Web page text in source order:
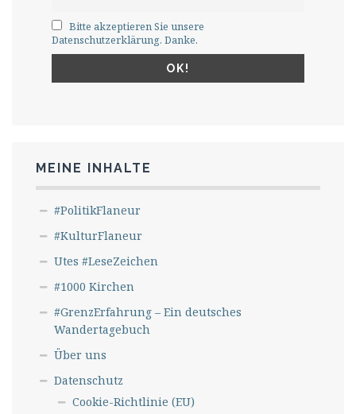
Bitte akzeptieren Sie unsere
Datenschutzerklärung. Danke.
MEINE INHALTE
#PolitikFlaneur
#KulturFlaneur
Utes #LeseZeichen
#1000 Kirchen
#GrenzErfahrung – Ein deutsches
Wandertagebuch
Über uns
Datenschutz
Cookie-Richtlinie (EU)